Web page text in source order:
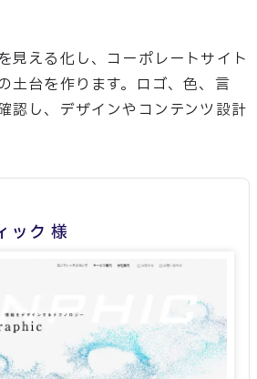
見える化し、コーポレートサイト
土台を作ります。ロゴ、色、言
認し、デザインやコンテンツ設計
ック 様